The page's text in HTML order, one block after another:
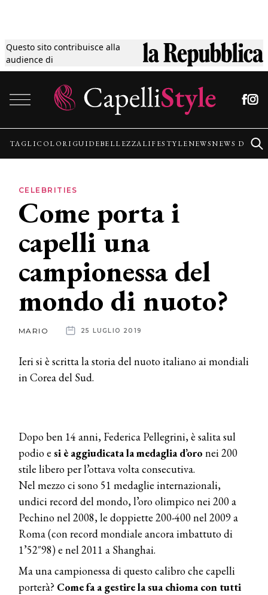
Questo sito contribuisce alla
audience di
Tagli
Colori
Guide
Lifestyle
News
News
TAGLICOLORI GUIDEBELLEZZALIFESTYLENEWSNEWS
CELEBRITIES
Come porta i
capelli una
campionessa del
mondo di nuoto?
MARIO 25 LUGLIO 2019
Ieri si è scritta la storia del nuoto italiano ai mondiali
in Corea del Sud.
Dopo ben 14 anni, Federica Pellegrini, è salita sul
podio e si è aggiudicata la medaglia d’oro nei 200
stile libero per l’ottava volta consecutiva.
Nel mezzo ci sono 51 medaglie internazionali,
undici record del mondo, l’oro olimpico nei 200 a
Pechino nel 2008, le doppiette 200-400 nel 2009 a
Roma (con record mondiale ancora imbattuto di
1’52″98) e nel 2011 a Shanghai.
Ma una campionessa di questo calibro che capelli
porterà? Come fa a gestire la sua chioma con tutti